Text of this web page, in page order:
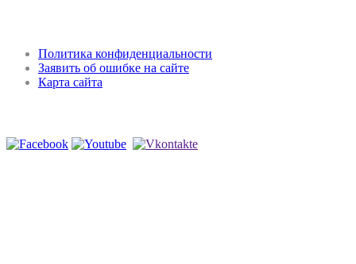
Политика конфиденциальности
Заявить об ошибке на сайте
Карта сайта